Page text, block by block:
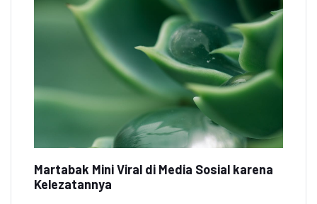
Martabak Mini Viral di Media Sosial karena
Kelezatannya